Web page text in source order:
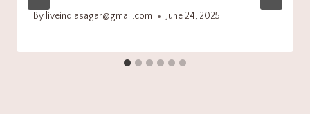
By liveindiasagar@gmail.com June 24, 2025